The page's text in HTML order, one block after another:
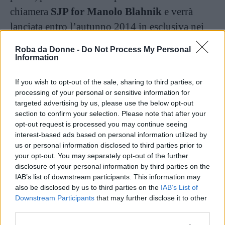
Roba da Donne - Do Not Process My Personal
Information
If you wish to opt-out of the sale, sharing to third parties, or
processing of your personal or sensitive information for
targeted advertising by us, please use the below opt-out
section to confirm your selection. Please note that after your
opt-out request is processed you may continue seeing
interest-based ads based on personal information utilized by
us or personal information disclosed to third parties prior to
your opt-out. You may separately opt-out of the further
disclosure of your personal information by third parties on the
IAB’s list of downstream participants. This information may
also be disclosed by us to third parties on the IAB’s List of
Downstream Participants that may further disclose it to other
chiamera SJP for Manolo Blahnik e verrà
lanciata entro l’autunno 2014 in esclusiva nei
«Dirò forse una
banalità ma credo che questo sia ciò che la
la Parker in un’intervista aVogue Usa
«Interpretando Carrie, ho indossato tantissime
scarpe e ho imparato molto. È difficile
separarsene».
Continua a leggere dopo la pubblicità
L’attrice ha dichiarato inoltre che la collezione